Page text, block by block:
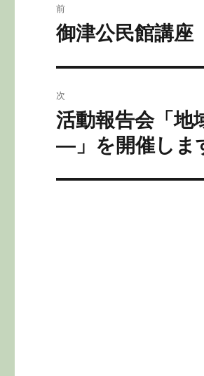
稿
ゲ
ー
前
前
投
稿:
御津公民館講座
次
次
稿:
活動報告会「
―」を開催しま